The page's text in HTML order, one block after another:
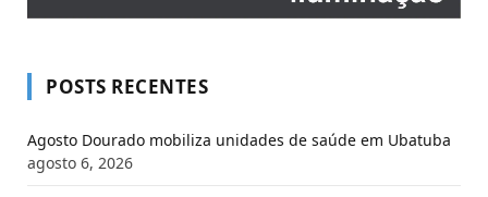
POSTS RECENTES
Agosto Dourado mobiliza unidades de saúde em Ubatuba
agosto 6, 2026